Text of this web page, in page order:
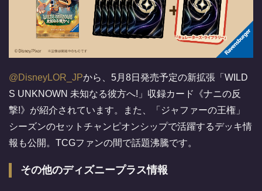
@DisneyLOR_JPから、5月8日発売予定の新拡張「WILD
S UNKNOWN 未知なる彼方へ!」収録カード《ナニの反
撃!》が紹介されています。また、「ジャファーの王権」
シーズンのセットチャンピオンシップで活躍するデッキ情
報も公開。TCGファンの間で話題沸騰です。
その他のディズニープラス情報